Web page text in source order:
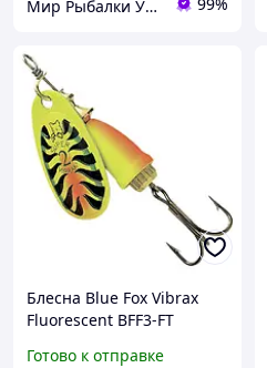
Мир Рыбалки Украина
Блесна Blue Fox Vibrax
Fluorescent BFF3-FT
Готово к отправке